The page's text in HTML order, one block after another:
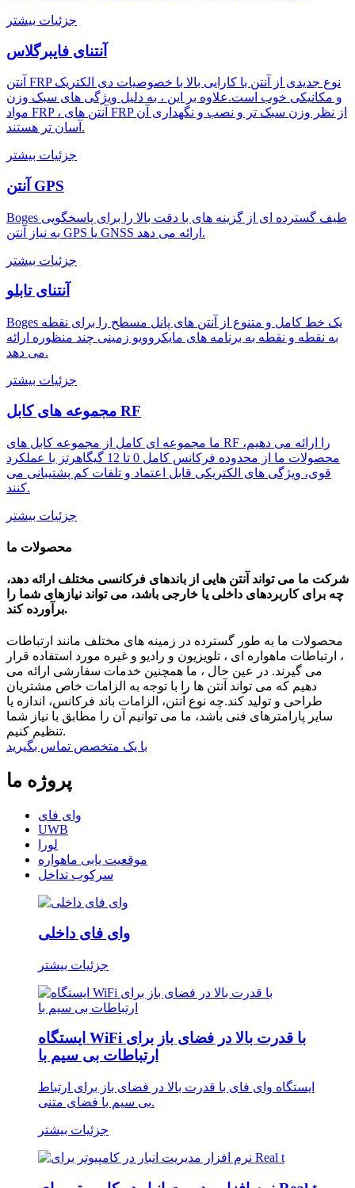
جزئیات بیشتر
آنتنای فایبرگلاس
آنتن FRP نوع جدیدی از آنتن با کارایی بالا با خصوصیات دی الکتریک
و مکانیکی خوب است.علاوه بر این ، به دلیل ویژگی های سبک وزن
مواد FRP ، آنتن های FRP از نظر وزن سبک تر و نصب و نگهداری آن
آسان تر هستند.
جزئیات بیشتر
آنتن GPS
Boges طیف گسترده ای از گزینه های با دقت بالا را برای پاسخگویی
به نیاز آنتن GPS یا GNSS ارائه می دهد.
جزئیات بیشتر
آنتنای تابلو
Boges یک خط کامل و متنوع از آنتن های پانل مسطح را برای نقطه
به نقطه و نقطه به برنامه های مایکروویو زمینی چند منظوره ارائه
می دهد.
جزئیات بیشتر
مجموعه های کابل RF
ما مجموعه ای کامل از مجموعه کابل های RF را ارائه می دهیم،
محصولات ما از محدوده فرکانس کامل 0 تا 12 گیگاهرتز با عملکرد
قوی، ویژگی های الکتریکی قابل اعتماد و تلفات کم پشتیبانی می
کنند.
جزئیات بیشتر
محصولات ما
شرکت ما می تواند آنتن هایی از باندهای فرکانسی مختلف ارائه دهد،
چه برای کاربردهای داخلی یا خارجی باشد، می تواند نیازهای شما را
برآورده کند.
محصولات ما به طور گسترده در زمینه های مختلف مانند ارتباطات
، ارتباطات ماهواره ای ، تلویزیون و رادیو و غیره مورد استفاده قرار
می گیرند. در عین حال ، ما همچنین خدمات سفارشی ارائه می
دهیم که می تواند آنتن ها را با توجه به الزامات خاص مشتریان
طراحی و تولید کند.چه نوع آنتن، الزامات باند فرکانس، اندازه یا
سایر پارامترهای فنی باشد، ما می توانیم آن را مطابق با نیاز شما
تنظیم کنیم.
با یک متخصص تماس بگیرید
پروژه ما
وای فای
UWB
لورا
موقعیت یابی ماهواره
سرکوب تداخل
وای فای داخلی
جزئیات بیشتر
ایستگاه WiFi با قدرت بالا در فضای باز برای
ارتباطات بی سیم با
ایستگاه وای فای با قدرت بالا در فضای باز برای ارتباط
بی سیم با فضای متنی.
جزئیات بیشتر